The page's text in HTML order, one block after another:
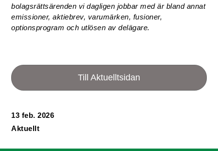
bolagsrättsärenden vi dagligen jobbar med är bland annat
emissioner, aktiebrev, varumärken, fusioner,
optionsprogram och utlösen av delägare.
Till Aktuelltsidan
13 feb. 2026
Aktuellt